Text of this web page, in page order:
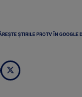
ȘTIRILE PROTV ÎN GOOGLE